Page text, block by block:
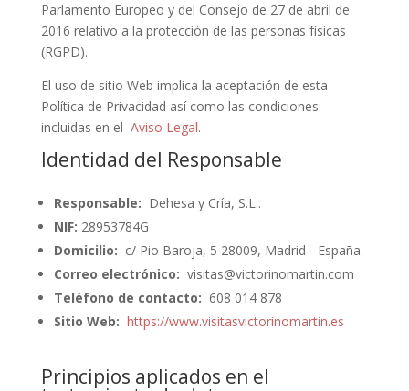
Parlamento Europeo y del Consejo de 27 de abril de
2016 relativo a la protección de las personas físicas
(RGPD).
El uso de sitio Web implica la aceptación de esta
Política de Privacidad así como las condiciones
incluidas en el Aviso Legal.
Identidad del Responsable
Responsable: Dehesa y Cría, S.L..
NIF: 28953784G
Domicilio: c/ Pio Baroja, 5 28009, Madrid - España.
Correo electrónico: visitas@victorinomartin.com
Teléfono de contacto: 608 014 878
Sitio Web: https://www.visitasvictorinomartin.es
Principios aplicados en el